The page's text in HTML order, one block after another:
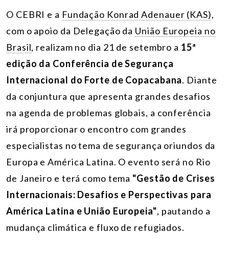
O CEBRI e a Fundação Konrad Adenauer (KAS),
com o apoio da Delegação da União Europeia no
Brasil, realizam no dia 21 de setembro a 15ª
edição da Conferência de Segurança
Internacional do Forte de Copacabana. Diante
da conjuntura que apresenta grandes desafios
na agenda de problemas globais, a conferência
irá proporcionar o encontro com grandes
especialistas no tema de segurança oriundos da
Europa e América Latina. O evento será no Rio
de Janeiro e terá como tema "Gestão de Crises
Internacionais: Desafios e Perspectivas para
América Latina e União Europeia", pautando a
mudança climática e fluxo de refugiados.